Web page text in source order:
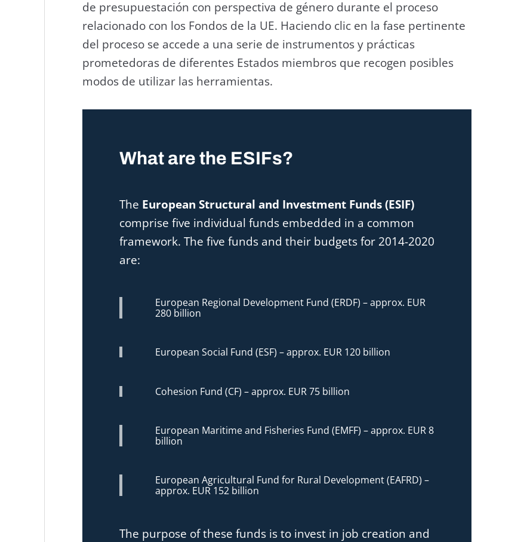
de presupuestación con perspectiva de género durante el proceso
relacionado con los Fondos de la UE. Haciendo clic en la fase pertinente
del proceso se accede a una serie de instrumentos y prácticas
prometedoras de diferentes Estados miembros que recogen posibles
modos de utilizar las herramientas.
What are the ESIFs?
The European Structural and Investment Funds (ESIF)
comprise five individual funds embedded in a common
framework. The five funds and their budgets for 2014-2020
are:
European Regional Development Fund (ERDF) – approx. EUR
280 billion
European Social Fund (ESF) – approx. EUR 120 billion
Cohesion Fund (CF) – approx. EUR 75 billion
European Maritime and Fisheries Fund (EMFF) – approx. EUR 8
billion
European Agricultural Fund for Rural Development (EAFRD) –
approx. EUR 152 billion
The purpose of these funds is to invest in job creation and